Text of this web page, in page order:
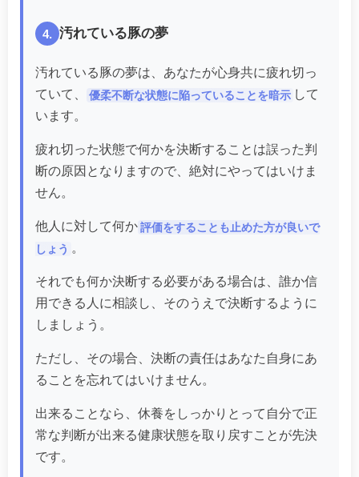
4. 汚れている豚の夢
汚れている豚の夢は、あなたが心身共に疲れ切っ
ていて、
優柔不断な状態に陥っていることを暗示 して
います。
疲れ切った状態で何かを決断することは誤った判
断の原因となりますので、絶対にやってはいけま
せん。
他人に対して何か評価をすることも止めた方が良いで
しょう 。
それでも何か決断する必要がある場合は、誰か信
用できる人に相談し、そのうえで決断するように
しましょう。
ただし、その場合、決断の責任はあなた自身にあ
ることを忘れてはいけません。
出来ることなら、休養をしっかりとって自分で正
常な判断が出来る健康状態を取り戻すことが先決
です。